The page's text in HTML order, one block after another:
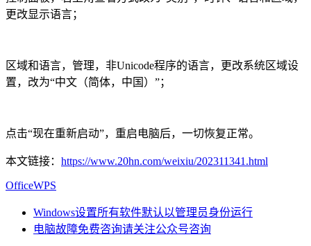
更改显示语言；
区域和语言，管理，非Unicode程序的语言，更改系统区域设
置，改为“中文（简体，中国）”；
点击“现在重新启动”，重启电脑后，一切恢复正常。
本文链接： https://www.20hn.com/weixiu/202311341.html
OfficeWPS
Windows设置所有软件默认以管理员身份运行
电脑故障免费咨询请关注公众号咨询